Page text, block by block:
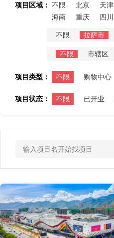
项目区域： 不限 北京 天津
海南
重庆 四川
不限 拉萨市
不限 市辖区
项目类型： 不限 购物中心
项目状态： 不限 已开业